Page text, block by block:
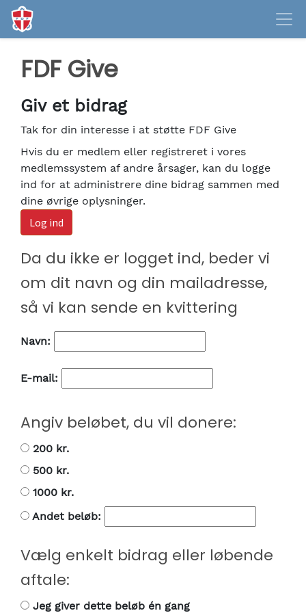
FDF Give
Giv et bidrag
Tak for din interesse i at støtte FDF Give
Hvis du er medlem eller registreret i vores
medlemssystem af andre årsager, kan du logge
ind for at administrere dine bidrag sammen med
dine øvrige oplysninger.
Log ind
Da du ikke er logget ind, beder vi
om dit navn og din mailadresse,
så vi kan sende en kvittering
Navn:
E-mail:
Angiv beløbet, du vil donere:
200 kr.
500 kr.
1000 kr.
Andet beløb:
Vælg enkelt bidrag eller løbende
aftale:
Jeg giver dette beløb én gang